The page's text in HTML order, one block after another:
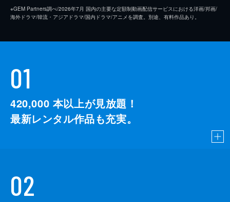
※GEM Partners調べ/2026年7⽉ 国内の主要な定額制動画配信サービスにおける洋画/邦画/
海外ドラマ/韓流・アジアドラマ/国内ドラマ/アニメを調査。別途、有料作品あり。
01
420,000 本以上が見放題！
最新レンタル作品も充実。
02